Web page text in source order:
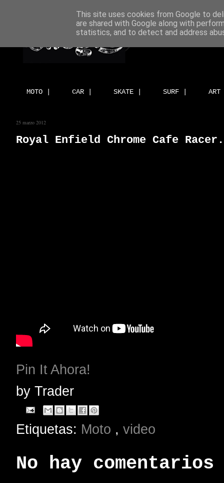
MOTO | CAR | SKATE | SURF |
25 marzo 2012
Royal Enfield Chrome Cafe Racer.
Pin It Ahora!
by Trader
Etiquetas: Moto , video
No hay
This site uses cookies from Google to
are shared with Google along with
statistics, and to detect and address